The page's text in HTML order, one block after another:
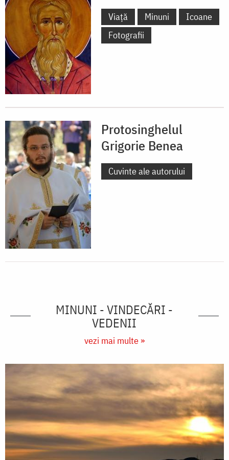
Viață Minuni
Icoane
Fotografii
Protosinghelul
Grigorie Benea
Cuvinte ale autorului
MINUNI - VINDECĂRI -
VEDENII
vezi mai multe »